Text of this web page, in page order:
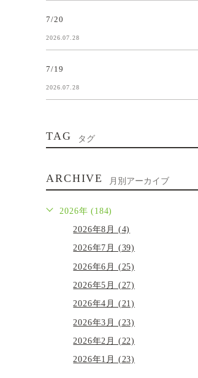
7/20
2026.07.28
7/19
2026.07.28
TAG タグ
ARCHIVE 月別アーカイブ
2026年 (184)
2026年8月 (4)
2026年7月 (39)
2026年6月 (25)
2026年5月 (27)
2026年4月 (21)
2026年3月 (23)
2026年2月 (22)
2026年1月 (23)